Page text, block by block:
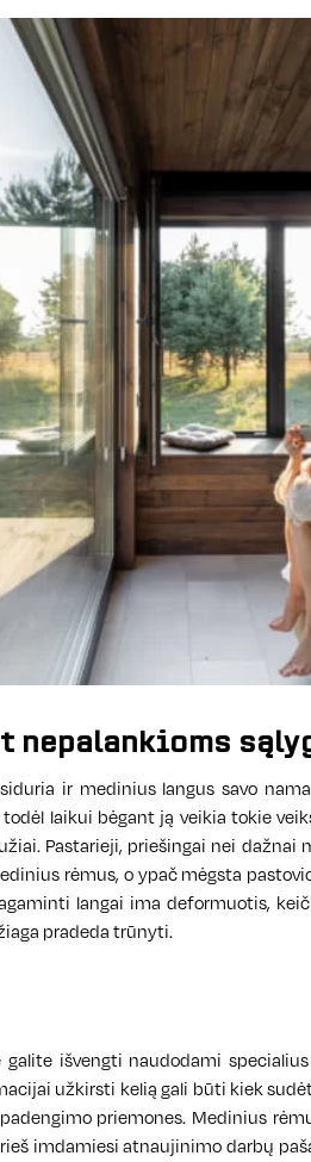
nepalankioms
ir medinius langus savo
laikui bėgant ją veikia tokie
Pastarieji, priešingai nei
rėmus, o ypač mėgsta
langai ima deformuotis,
pradeda trūnyti.
galite išvengti naudodami
užkirsti kelią gali būti kiek
priemones. Medinius
imdamiesi atnaujinimo darbų